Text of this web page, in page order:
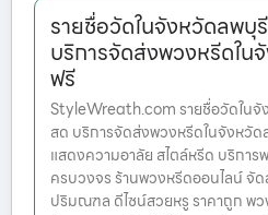
รายชื่อวัดในจังหวัดลพบุ
บริการจัดส่งพวงหรีดใน
ฟรี
StyleWreath.com รายชื่อวัดใน
สด บริการจัดส่งพวงหรีดในจังหวั
แสดงความอาลัย สไตล์หรีด บริกา
ครบวงจร ร้านพวงหรีดออนไลน์ จั
ปริมณฑล ดีไซน์สวยหรู ราคาถูก พ